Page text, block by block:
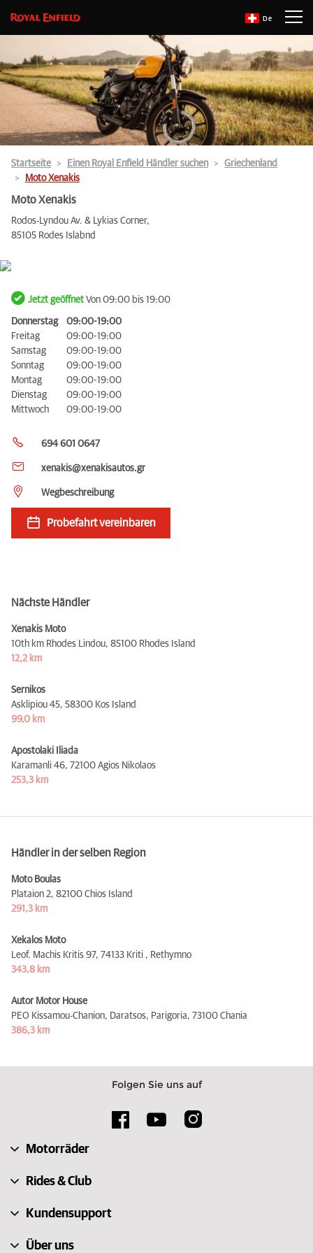
De
Startseite Einen Royal Enfield Händler suchen
Griechenland
Moto Xenakis
Moto Xenakis
Rodos-Lyndou Av. & Lykias Corner,
85105 Rodes Islabnd
Jetzt geöffnet Von 09:00 bis 19:00
Donnerstag
09:00-19:00
Freitag
09:00-19:00
Samstag
09:00-19:00
Sonntag
09:00-19:00
Montag
09:00-19:00
Dienstag
09:00-19:00
Mittwoch
09:00-19:00
694 601 0647
xenakis@xenakisautos.gr
Wegbeschreibung
Probefahrt vereinbaren
Nächste Händler
Xenakis Moto
10th km Rhodes Lindou, 85100 Rhodes Island
12,2 km
Sernikos
Asklipiou 45, 58300 Kos Island
99,0 km
Apostolaki Iliada
Karamanli 46, 72100 Agios Nikolaos
253,3 km
Händler in der selben Region
Moto Boulas
Plataion 2, 82100 Chios Island
291,3 km
Xekalos Moto
Leof. Machis Kritis 97, 74133 Kriti , Rethymno
343,8 km
Autor Motor House
PEO Kissamou-Chanion, Daratsos, Parigoria, 73100 Chania
386,3 km
Folgen Sie uns auf
Motorräder
Rides & Club
Kundensupport
Über uns